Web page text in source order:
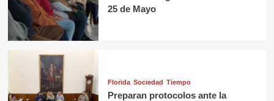
25 de Mayo
Florida Sociedad Tiempo
Preparan protocolos ante la